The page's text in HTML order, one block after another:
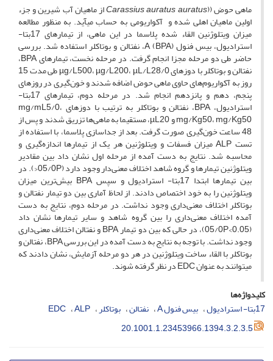
ماهی حوض ((Carassius auratus auratusاز ماهیان آب شیرین و جزء
اولین ماهیان اهلی شده و آکواریومی به حساب می­آید. به منظور مطالعه
میزان ویتلوژنین القاء شده پلاسما در این ماهی، از تیمارهای 17بتا-
استرادیول، بیس فنول A (BPA)، نفتالن و بوتاکلر استفاده شد. بررسی
حاضر طی دو مرحله مجزا انجام گرفت. در مرحله نخست، تیمارهای BPA،
نفتالن و بوتاکلر با دوزهای µg/L500، µg/L200، µL/L28/0 طی مدت 15
روز به آکواریوم‌های حاوی ماهی حوض اضافه شدند و خون‌گیری در روزهای
پنجم، دهم و پانزدهم انجام شد. در مرحله دوم، تیمارهای 17بتا-
استرادیول، BPA، نفتالن و بوتاکلر به ترتیب با دوزهای mg/mL5/0،
mg/Kg50، mg/Kg50 و µL20، مستقیما به ماهی‌ها تزریق شدند و پس از
48 ساعت خون‌گیری صورت گرفت. بعد از جداسازی پلاسما، با استفاده از
تست ALP میزان فسفات و ویتلوژنین هر یک از تیمارها اندازه‌گیری و
محاسبه شد. نتایج به دست آمده از مرحله اول نشان داد بین مقادیر
ویتلوژنین تیمارها و گروه شاهد اختلاف معنی‌دار وجود دارد (05/0P<). در
بین تیمارها ابتدا 17بتا- استرادیول و سپس BPA بیش‌ترین میزان
ویتلوژنین را به خود اختصاص دادند. از لحاظ آماری بین دو تیمار نفتالن و
بوتاکلر اختلاف معنی‌داری وجود نداشت. در مرحله دوم، نتایج به دست
آمده اختلاف معنی‌داری را بین گروه شاهد و سایر تیمارها نشان داد
(05/0P<0.05)، در حالی که بین دو تیمار BPA و نفتالن اختلاف معنی‌داری
وجود نداشت. با توجه به نتایج به دست آمده در این بررسی BPA، نفتالن و
بوتاکلر با القاء ساخت ویتلوژنین در هر دو مرحله آزمایش، نشان دادند که
می­توانند به عنوان EDC در نظر گرفته شوند.
کلیدواژه‌ها
17بتا- استرادیول
بیس فنول A نفتالن بوتاکلر ALP
EDC
20.1001.1.23453966.1394.3.2.3.5